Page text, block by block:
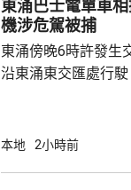
東涌巴士電單車相撞
機涉危駕被捕
東涌傍晚6時許發生
沿東涌東交匯處行
體多處受傷，昏迷送
本地 2小時前